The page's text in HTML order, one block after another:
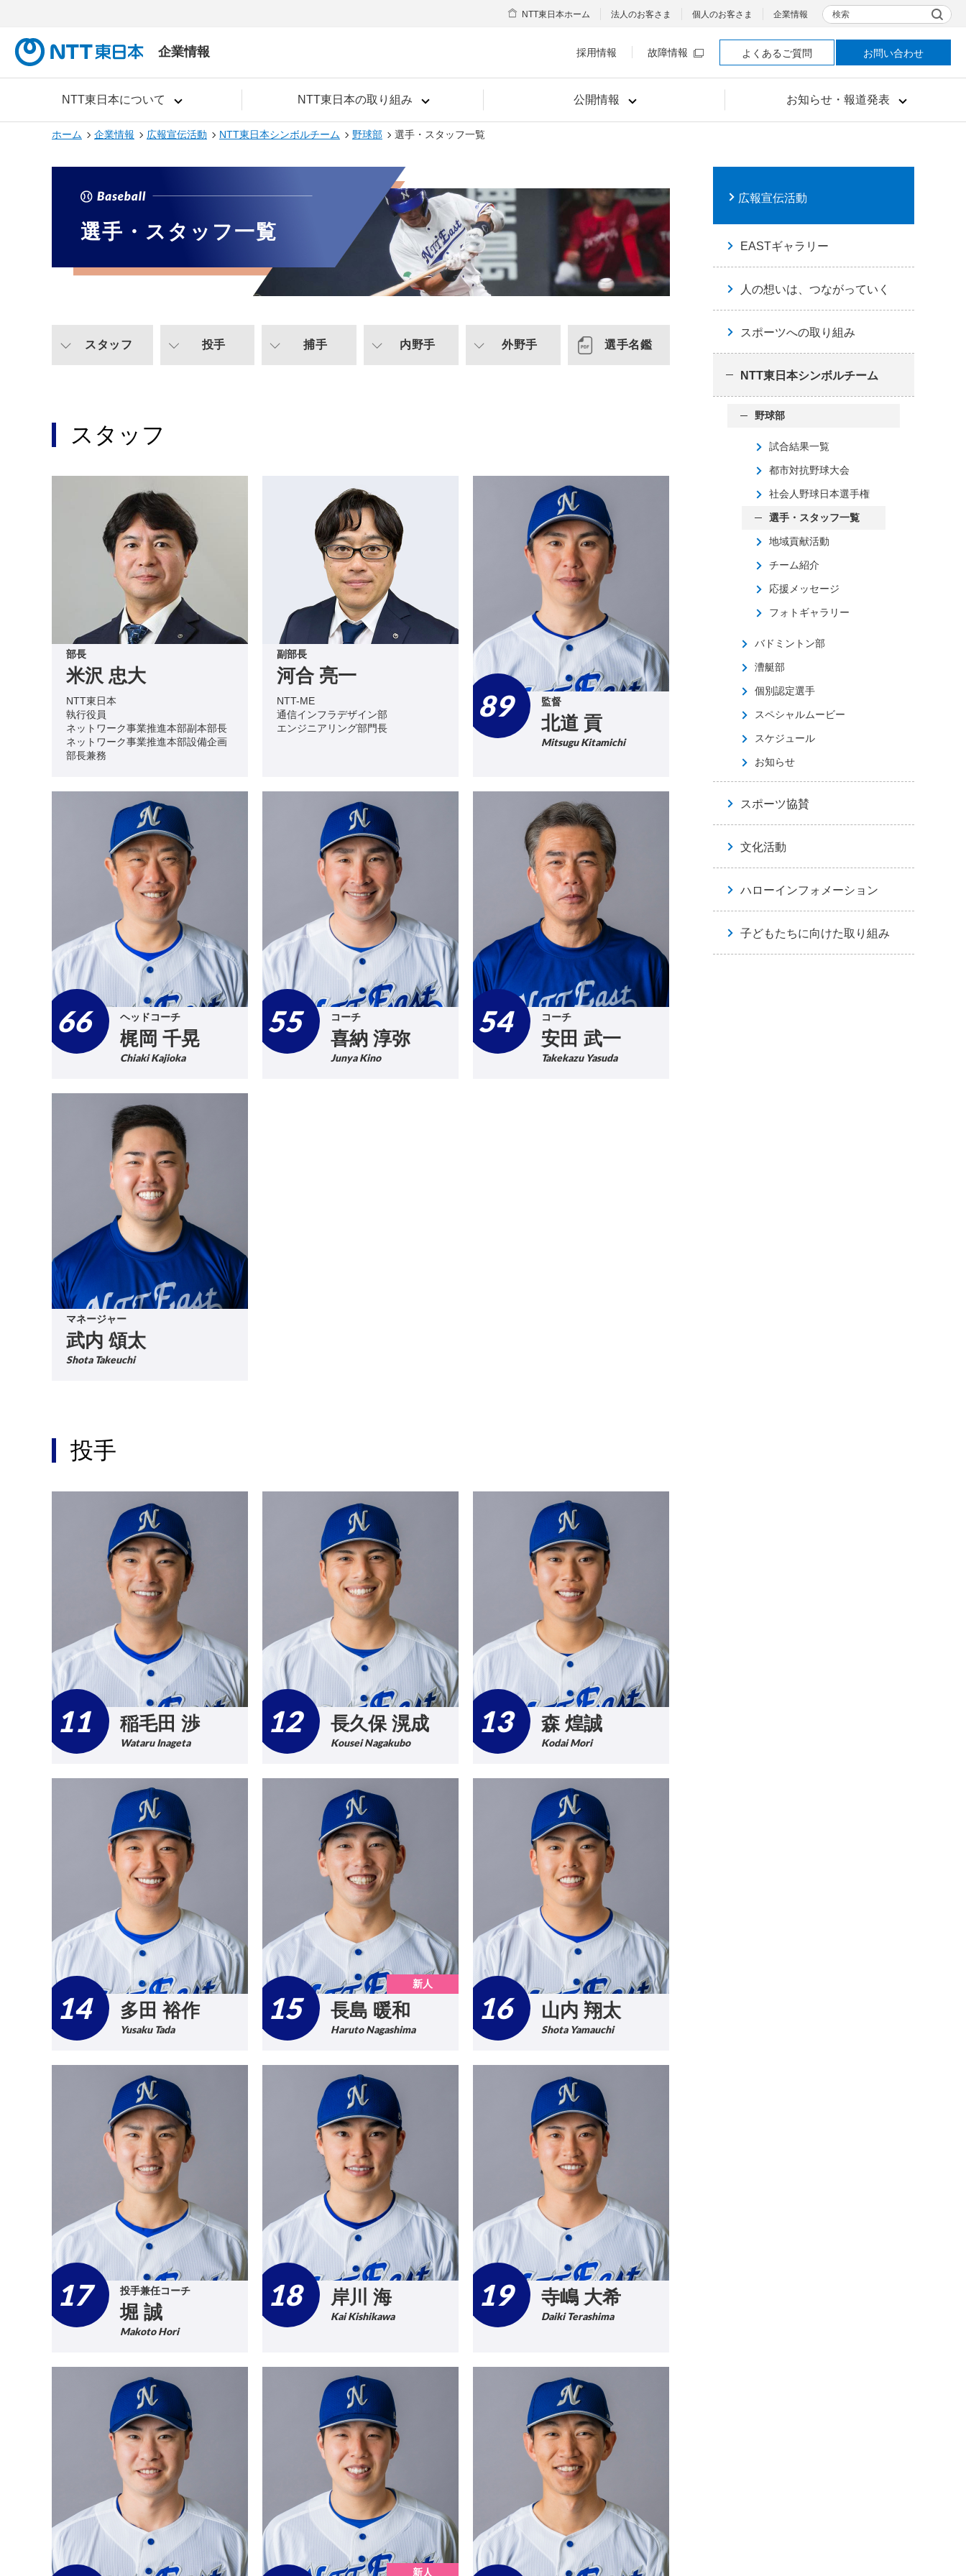
企業情報
NTT東日本について NTT東日本の取り組み 公開情報 お知らせ・報道発表
NTT東日本ホーム 法人のお客さま 個人のお客さま 企業情報 検索
採用情報 故障情報 よくあるご質問 お問い合わせ
ホーム 企業情報 広報宣伝活動 NTT東日本シンボルチーム 野球部 選手・スタッフ一覧
選手・スタッフ一覧
スタッフ 投手 捕手 内野手 外野手 選手名鑑
スタッフ
部長
米沢 忠大
NTT東日本
執行役員
ネットワーク事業推進本部副本部長
ネットワーク事業推進本部設備企画
部長兼務
副部長
河合 亮一
NTT-ME
通信インフラデザイン部
エンジニアリング部門長
89 監督
北道 貢
Mitsugu Kitamichi
66 ヘッドコーチ
梶岡 千晃
Chiaki Kajioka
55 コーチ
喜納 淳弥
Junya Kino
54 コーチ
安田 武一
Takekazu Yasuda
マネージャー
武内 頌太
Shota Takeuchi
投手
11 稲毛田 渉
Wataru Inageta
12 長久保 滉成
Kousei Nagakubo
13 森 煌誠
Kodai Mori
14 多田 裕作
Yusaku Tada
新人
15 長島 暖和
Haruto Nagashima
16 山内 翔太
Shota Yamauchi
17 投手兼任コーチ
堀 誠
Makoto Hori
18 岸川 海
Kai Kishikawa
19 寺嶋 大希
Daiki Terashima
新人
広報宣伝活動
EASTギャラリー
人の想いは、つながっていく
スポーツへの取り組み
NTT東日本シンボルチーム
野球部
試合結果一覧
都市対抗野球大会
社会人野球日本選手権
選手・スタッフ一覧
地域貢献活動
チーム紹介
応援メッセージ
フォトギャラリー
バドミントン部
漕艇部
個別認定選手
スペシャルムービー
スケジュール
お知らせ
スポーツ協賛
文化活動
ハローインフォメーション
子どもたちに向けた取り組み